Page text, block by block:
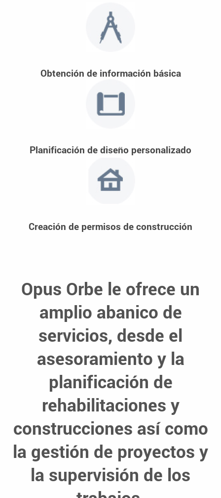
Obtención de información básica
Planificación de diseño personalizado
Creación de permisos de construcción
Opus Orbe le ofrece un
amplio abanico de
servicios, desde el
asesoramiento y la
planificación de
rehabilitaciones y
construcciones así como
la gestión de proyectos y
la supervisión de los